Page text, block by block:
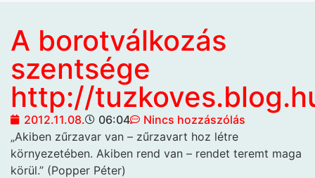
A borotválkozás
szentsége
http://
2012.11.08. 06:04
Nincs hozzászólás
„Akiben zűrzavar van – zűrzavart hoz létre
környezetében. Akiben rend van – rendet teremt maga
körül.” (Popper Péter)